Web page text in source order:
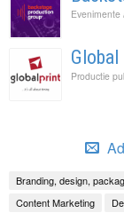
Evenimente
Productie
Branding, design,
Content Marketing